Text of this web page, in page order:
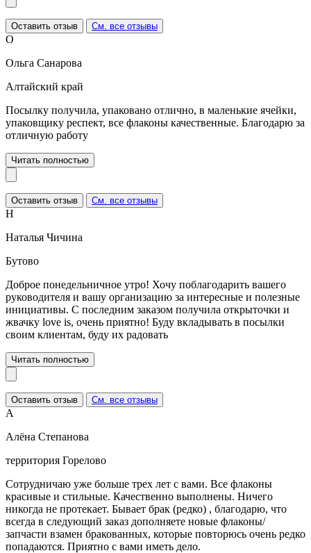
Оставить отзыв См. все отзывы
О
Ольга Санарова
Алтайский край
Посылку получила, упаковано отлично, в маленькие ячейки,
упаковщику респект, все флаконы качественные. Благодарю за
отличную работу
Читать полностью
Оставить отзыв См. все отзывы
Н
Наталья Чичина
Бутово
Доброе понедельничное утро! Хочу поблагодарить вашего
руководителя и вашу организацию за интересные и полезные
инициативы. С последним заказом получила открыточки и
жвачку love is, очень приятно! Буду вкладывать в посылки
своим клиентам, буду их радовать
Читать полностью
Оставить отзыв См. все отзывы
А
Алёна Степанова
территория Горелово
Сотрудничаю уже больше трех лет с вами. Все флаконы
красивые и стильные. Качественно выполнены. Ничего
никогда не протекает. Бывает брак (редко) , благодарю, что
всегда в следующий заказ дополняете новые флаконы/
запчасти взамен бракованных, которые повторюсь очень редко
попадаются. Приятно с вами иметь дело.